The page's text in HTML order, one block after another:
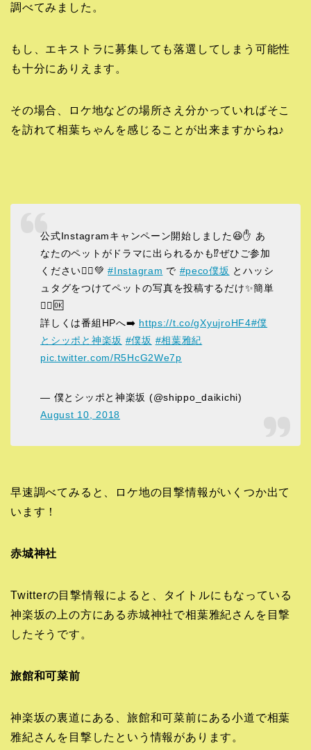
調べてみました。
もし、エキストラに募集しても落選してしまう可能性
も十分にありえます。
その場合、ロケ地などの場所さえ分かっていればそこ
を訪れて相葉ちゃんを感じることが出来ますからね♪
公式Instagramキャンペーン開始しました😆✋ あ
なたのペットがドラマに出られるかも⁉️ぜひご参加
ください🙇‍♂️💚#Instagram で #peco僕坂 とハッシ
ュタグをつけてペットの写真を投稿するだけ✨簡単
🙋‍♂️🆗
詳しくは番組HPへ➡️ https://t.co/gXyujroHF4#僕
とシッポと神楽坂 #僕坂 #相葉雅紀
pic.twitter.com/R5HcG2We7p
— 僕とシッポと神楽坂 (@shippo_daikichi)
August 10, 2018
早速調べてみると、ロケ地の目撃情報がいくつか出て
います！
赤城神社
Twitterの目撃情報によると、タイトルにもなっている
神楽坂の上の方にある赤城神社で相葉雅紀さんを目撃
したそうです。
旅館和可菜前
神楽坂の裏道にある、旅館和可菜前にある小道で相葉
雅紀さんを目撃したという情報があります。